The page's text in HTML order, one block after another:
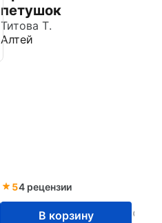
петушок
Титова Т.
Алтей
54 рецензии
В корзину